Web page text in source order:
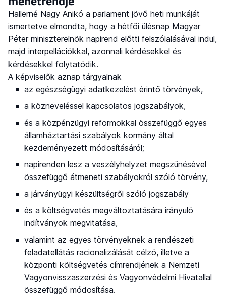
Hallerné Nagy Anikó a parlament jövő heti munkáját
ismertetve elmondta, hogy a hétfői ülésnap Magyar
Péter miniszterelnök napirend előtti felszólalásával indul,
majd interpellációkkal, azonnali kérdésekkel és
kérdésekkel folytatódik.
A képviselők aznap tárgyalnak
az egészségügyi adatkezelést érintő törvények,
a közneveléssel kapcsolatos jogszabályok,
és a közpénzügyi reformokkal összefüggő egyes
államháztartási szabályok kormány által
kezdeményezett módosításáról;
napirenden lesz a veszélyhelyzet megszűnésével
összefüggő átmeneti szabályokról szóló törvény,
a járványügyi készültségről szóló jogszabály
és a költségvetés megváltoztatására irányuló
indítványok megvitatása,
valamint az egyes törvényeknek a rendészeti
feladatellátás racionalizálását célzó, illetve a
központi költségvetés címrendjének a Nemzeti
Vagyonvisszaszerzési és Vagyonvédelmi Hivatallal
összefüggő módosítása.